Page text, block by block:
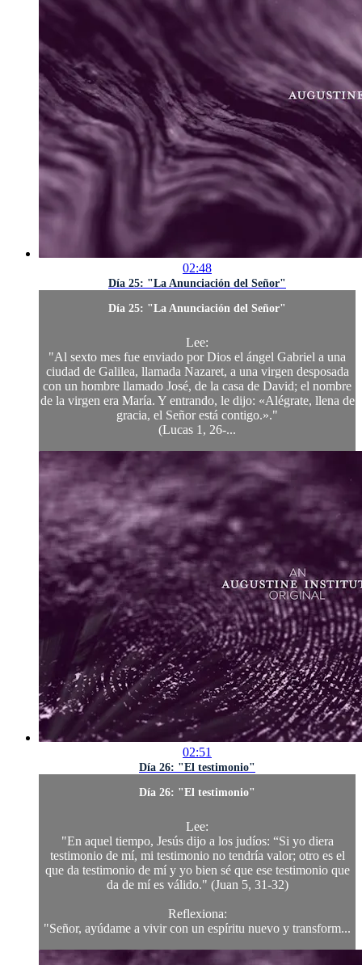
02:48
Día 25: "La Anunciación del Señor"
Día 25: "La Anunciación del Señor"
Lee:
"Al sexto mes fue enviado por Dios el ángel Gabriel a una
ciudad de Galilea, llamada Nazaret, a una virgen desposada
con un hombre llamado José, de la casa de David; el nombre
de la virgen era María. Y entrando, le dijo: «Alégrate, llena de
gracia, el Señor está contigo.»."
(Lucas 1, 26-...
02:51
Día 26: "El testimonio"
Día 26: "El testimonio"
Lee:
"En aquel tiempo, Jesús dijo a los judíos: “Si yo diera
testimonio de mí, mi testimonio no tendría valor; otro es el
que da testimonio de mí y yo bien sé que ese testimonio que
da de mí es válido." (Juan 5, 31-32)
Reflexiona:
"Señor, ayúdame a vivir con un espíritu nuevo y transform...